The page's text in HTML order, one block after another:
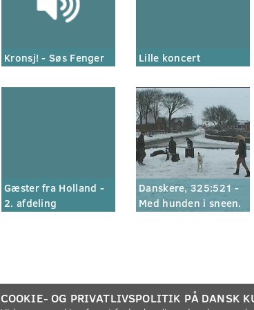
Kronsj! - Søs Fenger Lille koncert
Gæster fra Holland -
2. afdeling
Danskere, 325:521 -
Med hunden i sneen.
COOKIE- OG PRIVATLIVSPOLITIK PÅ DANSK